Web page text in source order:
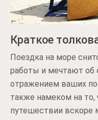
Краткое
Поездка на море
работы и мечтают
отражением ваших
также намеком на то,
путешествии вскоре